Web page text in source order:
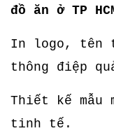
đồ ăn ở TP
In logo, tên
thông điệp
Thiết kế mẫu
tinh tế.